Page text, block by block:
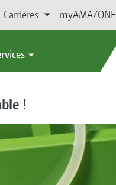
Carrières myAMAZONE
!